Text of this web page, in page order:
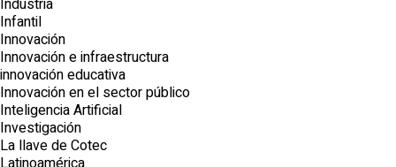
Industria
Infantil
Innovación
Innovación e infraestructura
innovación educativa
Innovación en el sector público
Inteligencia Artificial
Investigación
La llave de Cotec